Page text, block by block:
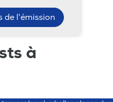
de l'émission
à